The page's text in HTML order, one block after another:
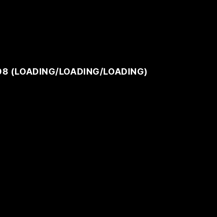
(LOADING/LOADING/LOADING)